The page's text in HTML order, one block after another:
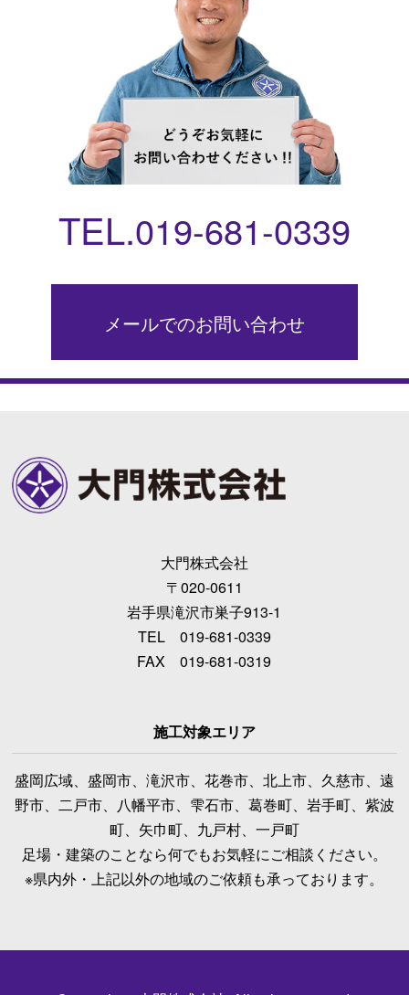
TEL.019-681-0339
メールでのお問い合わせ
大門株式会社
〒020-0611
岩手県滝沢市巣子913-1
TEL 019-681-0339
FAX 019-681-0319
施工対象エリア
盛岡広域、盛岡市、滝沢市、花巻市、北上市、久慈市、遠
野市、二戸市、八幡平市、雫石市、葛巻町、岩手町、紫波
町、矢巾町、九戸村、一戸町
足場・建築のことなら何でもお気軽にご相談ください。
※県内外・上記以外の地域のご依頼も承っております。